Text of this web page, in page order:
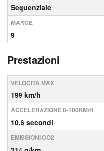
Sequenziale
MARCE
9
Prestazioni
VELOCITÀ MAX
199 km/h
ACCELERAZIONE 0-100KM/H
10,6 secondi
EMISSIONI CO2